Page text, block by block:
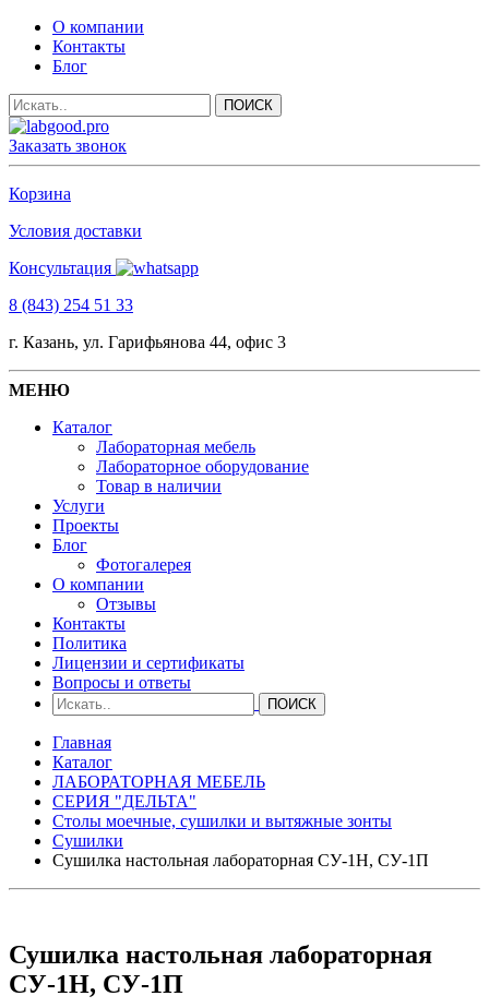
О компании
Контакты
Блог
Заказать звонок
Корзина
Условия доставки
Консультация
8 (843) 254 51 33
г. Казань, ул. Гарифьянова 44, офис 3
МЕНЮ
Каталог
Лабораторная мебель
Лабораторное оборудование
Товар в наличии
Услуги
Проекты
Блог
Фотогалерея
О компании
Отзывы
Контакты
Политика
Лицензии и сертификаты
Вопросы и ответы
Главная
Каталог
ЛАБОРАТОРНАЯ МЕБЕЛЬ
СЕРИЯ "ДЕЛЬТА"
Столы моечные, сушилки и вытяжные зонты
Сушилки
Сушилка настольная лабораторная СУ-1Н, СУ-1П
Сушилка настольная лабораторная
СУ-1Н, СУ-1П